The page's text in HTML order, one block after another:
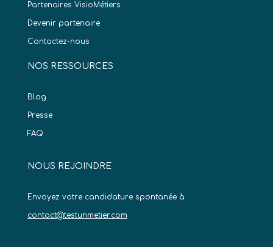
Partenaires VisioMétiers
Devenir partenaire
Contactez-nous
NOS RESSOURCES
Blog
Presse
FAQ
NOUS REJOINDRE
Envoyez votre candidature spontanée à
contact@testunmetier.com